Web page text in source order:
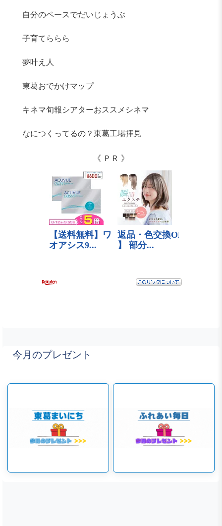
自分のペースでだいじょうぶ
子育てららら
夢叶え人
東葛おでかけマップ
キネマ旬報シアターおススメシネマ
なにつくってるの？東葛工場拝見
《 ＰＲ 》
今月のプレゼント